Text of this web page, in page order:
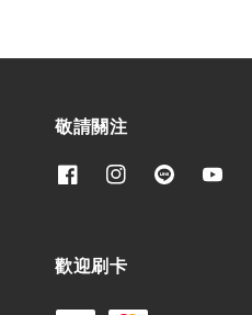
敬請關注
歡迎刷卡